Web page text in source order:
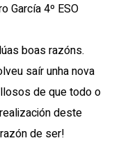
García 4º ESO
boas razóns.
saír unha nova
de que todo o
deste
de ser!